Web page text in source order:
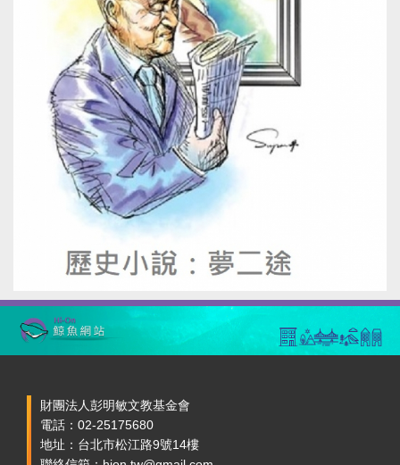
財團法人彭明敏文教基金會
電話：02-25175680
地址：台北市松江路9號14樓